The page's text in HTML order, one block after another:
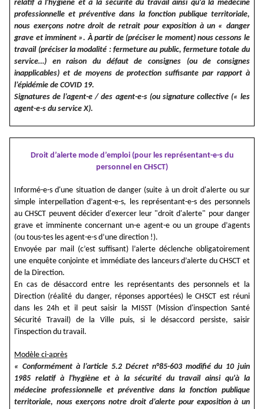
relatif à l'hygiène et à la sécurité du travail ainsi qu'à la médecine
professionnelle et préventive dans la fonction publique territoriale,
nous exerçons notre droit de retrait pour exposition à un « danger
grave et imminent ». À partir de (préciser le moment) nous cessons le
travail (préciser la modalité : fermeture au public, fermeture totale du
service…) en raison du défaut de consignes (ou de consignes
inapplicables) et de moyens de protection suffisante par rapport à
l’épidémie de COVID 19.
Signatures de l’agent-e / des agent-e-s (ou signature collective (« les
agent-e-s du service X).
Droit d’alerte mode d’emploi (pour les représentant-e-s du
personnel en CHSCT)
Informé-e-s d'une situation de danger (suite à un droit d'alerte ou sur
simple interpellation d’agent-e-s, les représentant-e-s des personnels
au CHSCT peuvent décider d'exercer leur "droit d'alerte" pour danger
grave et imminente concernant un-e agent-e ou un groupe d’agents
(ou tous-tes les agent-e-s d’une direction !).
Envoyée par mail (c’est suffisant) l’alerte déclenche obligatoirement
une enquête conjointe et immédiate des lanceurs d’alerte du CHSCT et
de la Direction.
En cas de désaccord entre les représentants des personnels et la
Direction (réalité du danger, réponses apportées) le CHSCT est réuni
dans les 24h et il peut saisir la MISST (Mission d'inspection Santé
Sécurité Travail) de la Ville puis, si le désaccord persiste, saisir
l'inspection du travail.
Modèle ci-après
« Conformément à l’article 5.2 Décret n°85-603 modifié du 10 juin
1985 relatif à l'hygiène et à la sécurité du travail ainsi qu'à la
médecine professionnelle et préventive dans la fonction publique
territoriale, nous exerçons notre droit d’alerte pour exposition à un